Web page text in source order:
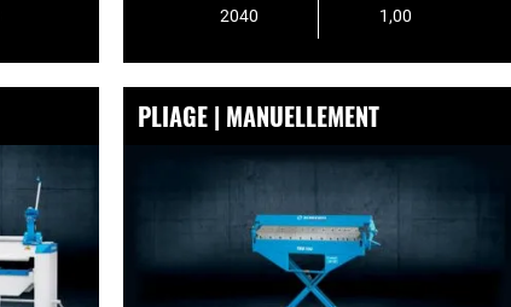
2040 1,00
PLIAGE | MANUELLEMENT